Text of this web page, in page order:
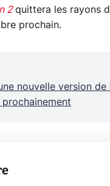
2quittera les rayons
prochain.
nouvelle version de